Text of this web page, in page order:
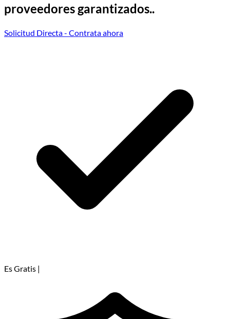
proveedores garantizados..
Solicitud Directa- Contrata ahora
Es Gratis |